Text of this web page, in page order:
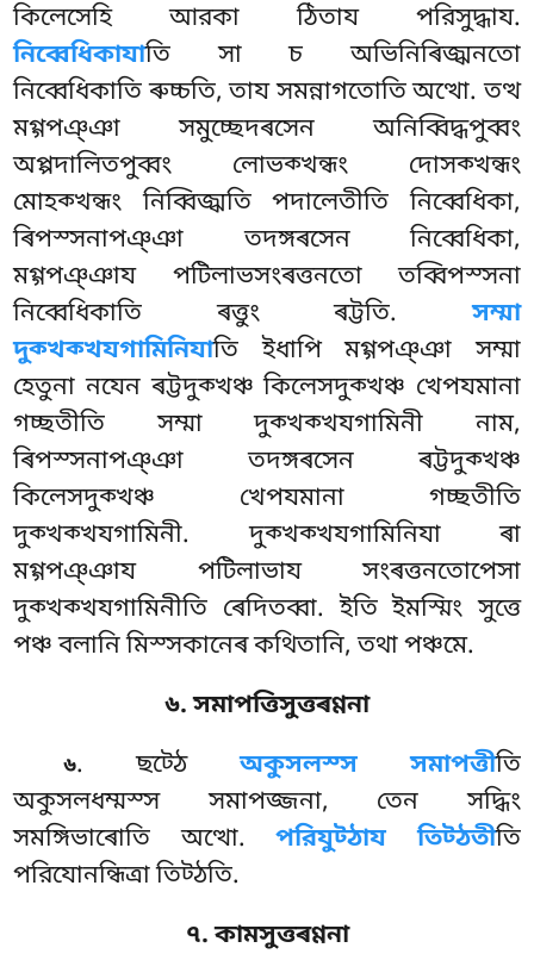
কিলেসেহি আরকা ঠিতায পরিসুদ্ধায.
নিব্বেধিকাযাতি সা চ অভিনিৰিজ্ঝনতো
নিব্বেধিকাতি ৰুচ্চতি, তায সমন্নাগতোতি অত্থো. তত্থ
মগ্গপঞ্ঞা সমুচ্ছেদৰসেন অনিব্বিদ্ধপুব্বং
অপ্পদালিতপুব্বং লোভক্খন্ধং দোসক্খন্ধং
মোহক্খন্ধং নিব্বিজ্ঝতি পদালেতীতি নিব্বেধিকা,
ৰিপস্সনাপঞ্ঞা তদঙ্গৰসেন নিব্বেধিকা,
মগ্গপঞ্ঞায পটিলাভসংৰত্তনতো তব্বিপস্সনা
নিব্বেধিকাতি ৰত্তুং ৰট্টতি.সম্মা
দুক্খক্খযগামিনিযাতি ইধাপি মগ্গপঞ্ঞা সম্মা
হেতুনা নযেন ৰট্টদুক্খঞ্চ কিলেসদুক্খঞ্চ খেপযমানা
গচ্ছতীতি সম্মা দুক্খক্খযগামিনী নাম,
ৰিপস্সনাপঞ্ঞা তদঙ্গৰসেন ৰট্টদুক্খঞ্চ
কিলেসদুক্খঞ্চ খেপযমানা গচ্ছতীতি
দুক্খক্খযগামিনী. দুক্খক্খযগামিনিযা ৰা
মগ্গপঞ্ঞায পটিলাভায সংৰত্তনতোপেসা
দুক্খক্খযগামিনীতি ৰেদিতব্বা. ইতি ইমস্মিং সুত্তে
পঞ্চ বলানি মিস্সকানেৰ কথিতানি, তথা পঞ্চমে.
৬. সমাপত্তিসুত্তৰণ্ণনা
৬. ছট্ঠেঅকুসলস্স সমাপত্তীতি
অকুসলধম্মস্স সমাপজ্জনা, তেন সদ্ধিং
সমঙ্গিভাৰোতি অত্থো.পরিযুট্ঠায তিট্ঠতীতি
পরিযোনন্ধিত্ৰা তিট্ঠতি.
৭. কামসুত্তৰণ্ণনা